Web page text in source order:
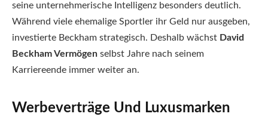
seine unternehmerische Intelligenz besonders deutlich.
Während viele ehemalige Sportler ihr Geld nur ausgeben,
investierte Beckham strategisch. Deshalb wächst David
Beckham Vermögen selbst Jahre nach seinem
Karriereende immer weiter an.
Werbeverträge Und Luxusmarken